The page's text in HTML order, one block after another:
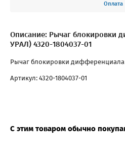
Оплата
Описание: Рычаг блокировки
УРАЛ) 4320-1804037-01
Рычаг блокировки дифференциала
Артикул: 4320-1804037-01
С этим товаром обычно